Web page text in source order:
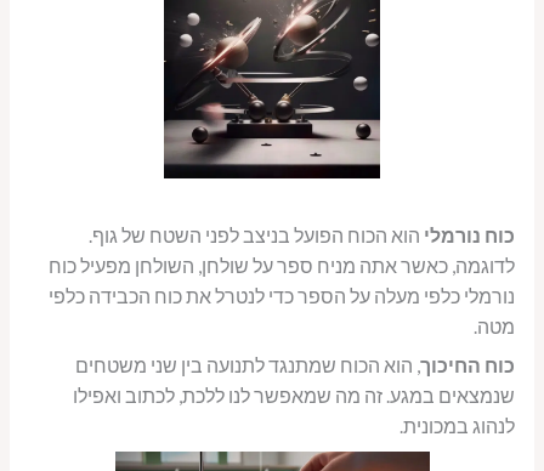
כוח נורמלי הוא הכוח הפועל בניצב לפני השטח של גוף.
לדוגמה, כאשר אתה מניח ספר על שולחן, השולחן מפעיל כוח
נורמלי כלפי מעלה על הספר כדי לנטרל את כוח הכבידה כלפי
מטה.
כוח החיכוך, הוא הכוח שמתנגד לתנועה בין שני משטחים
שנמצאים במגע. זה מה שמאפשר לנו ללכת, לכתוב ואפילו
לנהוג במכונית.